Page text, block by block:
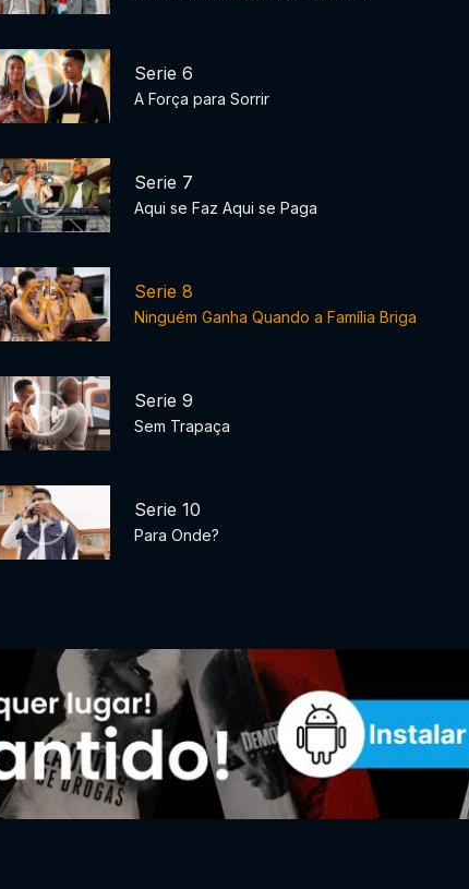
Serie 6
A Força para Sorrir
Serie 7
Aqui se Faz Aqui se Paga
Serie 8
Ninguém Ganha Quando a Família Briga
Serie 9
Sem Trapaça
Serie 10
Para Onde?